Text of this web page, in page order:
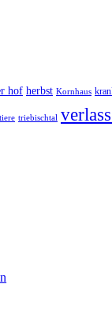
hof herbst Kornhaus
tiere triebischtal